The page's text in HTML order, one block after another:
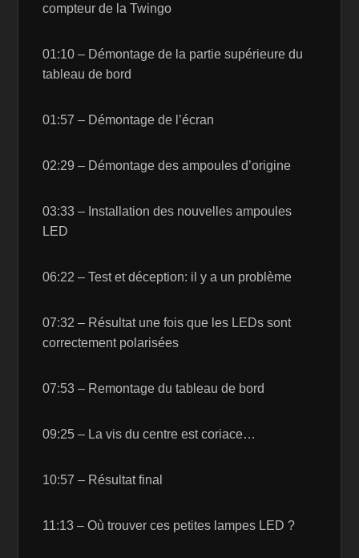
compteur de la Twingo
01:10 – Démontage de la partie supérieure du
tableau de bord
01:57 – Démontage de l’écran
02:29 – Démontage des ampoules d’origine
03:33 – Installation des nouvelles ampoules
LED
06:22 – Test et déception: il y a un problème
07:32 – Résultat une fois que les LEDs sont
correctement polarisées
07:53 – Remontage du tableau de bord
09:25 – La vis du centre est coriace…
10:57 – Résultat final
11:13 – Où trouver ces petites lampes LED ?